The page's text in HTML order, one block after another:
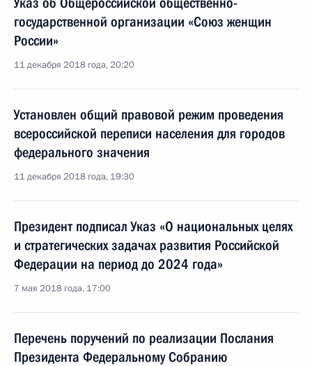
государственной организации «Союз женщин
России»
11 декабря 2018 года, 20:20
Установлен общий правовой режим проведения
всероссийской переписи населения для городов
федерального значения
11 декабря 2018 года, 19:30
Президент подписал Указ «О национальных целях
и стратегических задачах развития Российской
Федерации на период до 2024 года»
7 мая 2018 года, 17:00
Перечень поручений по реализации Послания
Президента Федеральному Собранию